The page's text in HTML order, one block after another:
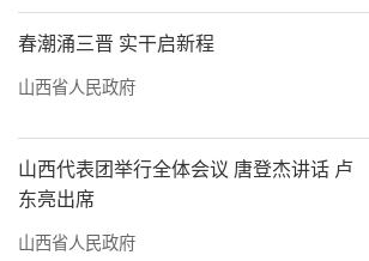
春潮涌三晋 实干启新程
山西省人民政府
山西代表团举行全体会议 唐登杰讲话 卢
东亮出席
山西省人民政府